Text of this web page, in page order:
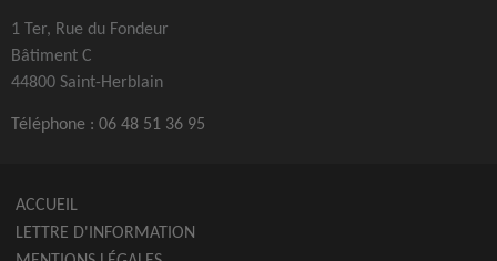
1 Ter, Rue du Fondeur
Bâtiment C
44800 Saint-Herblain
Téléphone : 06 48 51 36 95
ACCUEIL
LETTRE D'INFORMATION